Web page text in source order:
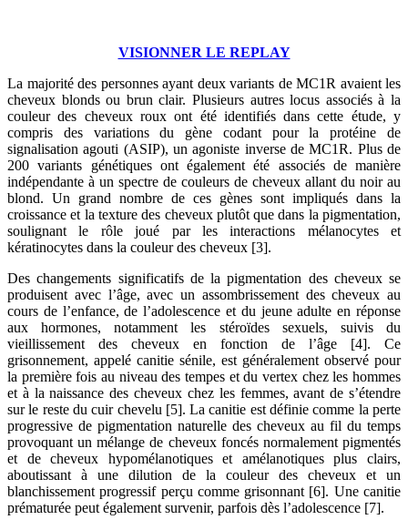
VISIONNER LE REPLAY
La majorité des personnes ayant deux variants de MC1R avaient les
cheveux blonds ou brun clair. Plusieurs autres locus associés à la
couleur des cheveux roux ont été identifiés dans cette étude, y
compris des variations du gène codant pour la protéine de
signalisation agouti (ASIP), un agoniste inverse de MC1R. Plus de
200 variants génétiques ont également été associés de manière
indépendante à un spectre de couleurs de cheveux allant du noir au
blond. Un grand nombre de ces gènes sont impliqués dans la
croissance et la texture des cheveux plutôt que dans la pigmentation,
soulignant le rôle joué par les interactions mélanocytes et
kératinocytes dans la couleur des cheveux [3].
Des changements significatifs de la pigmentation des cheveux se
produisent avec l’âge, avec un assombrissement des cheveux au
cours de l’enfance, de l’adolescence et du jeune adulte en réponse
aux hormones, notamment les stéroïdes sexuels, suivis du
vieillissement des cheveux en fonction de l’âge [4]. Ce
grisonnement, appelé canitie sénile, est généralement observé pour
la première fois au niveau des tempes et du vertex chez les hommes
et à la naissance des cheveux chez les femmes, avant de s’étendre
sur le reste du cuir chevelu [5]. La canitie est définie comme la perte
progressive de pigmentation naturelle des cheveux au fil du temps
provoquant un mélange de cheveux foncés normalement pigmentés
et de cheveux hypomélanotiques et amélanotiques plus clairs,
aboutissant à une dilution de la couleur des cheveux et un
blanchissement progressif perçu comme grisonnant [6]. Une canitie
prématurée peut également survenir, parfois dès l’adolescence [7].